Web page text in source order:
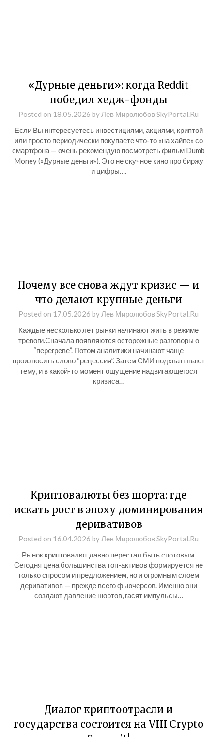
«Дурные деньги»: когда Reddit
победил хедж-фонды
Posted on 18.05.2026 by Лев Миролюбов SkyPortal.Ru
Если Вы интересуетесь инвестициями, акциями, криптой
или просто периодически покупаете что-то «на хайпе» со
смартфона — очень рекомендую посмотреть фильм Dumb
Money («Дурные деньги»). Это не скучное кино про биржу
и цифры….
Почему все снова ждут кризис — и
что делают крупные деньги
Posted on 17.05.2026 by Лев Миролюбов SkyPortal.Ru
Каждые несколько лет рынки начинают жить в режиме
тревоги.Сначала появляются осторожные разговоры о
“перегреве”. Потом аналитики начинают чаще
произносить слово “рецессия”. Затем СМИ подхватывают
тему, и в какой-то момент ощущение надвигающегося
кризиса…
Криптовалюты без шорта: где
искать рост в эпоху доминирования
деривативов
Posted on 16.04.2026 by Лев Миролюбов SkyPortal.Ru
Рынок криптовалют давно перестал быть спотовым.
Сегодня цена большинства топ-активов формируется не
только спросом и предложением, но и огромным слоем
деривативов — прежде всего фьючерсов. Именно они
создают давление шортов, гасят импульсы…
Диалог криптоотрасли и
государства состоится на VIII Crypto